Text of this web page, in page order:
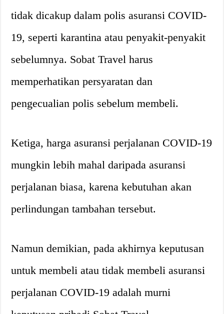
tidak dicakup dalam polis asuransi COVID-
19, seperti karantina atau penyakit-penyakit
sebelumnya. Sobat Travel harus
memperhatikan persyaratan dan
pengecualian polis sebelum membeli.
Ketiga, harga asuransi perjalanan COVID-19
mungkin lebih mahal daripada asuransi
perjalanan biasa, karena kebutuhan akan
perlindungan tambahan tersebut.
Namun demikian, pada akhirnya keputusan
untuk membeli atau tidak membeli asuransi
perjalanan COVID-19 adalah murni